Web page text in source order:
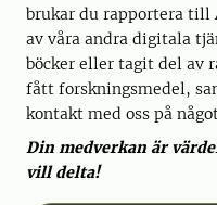
brukar du rapportera till
av våra andra digitala
böcker eller tagit del av
fått forskningsmedel,
kontakt med oss på
Din medverkan är
vill delta!